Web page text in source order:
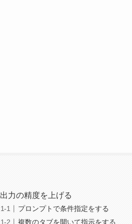
出力の精度を上げる
プロンプトで条件指定をする
複数のタブを開いて指示をする